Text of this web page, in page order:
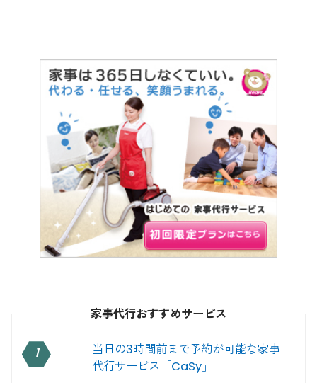
家事代行おすすめサービス
1
当日の3時間前まで予約が可能な家事
代行サービス「CaSy」